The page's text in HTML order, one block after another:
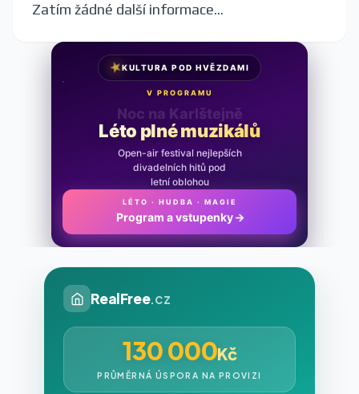
Zatím žádné další informace...
★KULTURA POD HVĚZDAMI
V PROGRAMU
Noc na Karlštejně
Léto plné muzikálů
Open-air festival nejlepších
divadelních hitů pod
letní oblohou
LÉTO · HUDBA · MAGIE
Program a vstupenky→
RealFree.cz
130 000Kč
PRŮMĚRNÁ ÚSPORA NA PROVIZI